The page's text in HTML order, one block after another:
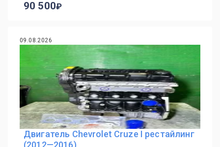
90 500
09.08.2026
Двигатель Chevrolet Cruze I рестайлинг